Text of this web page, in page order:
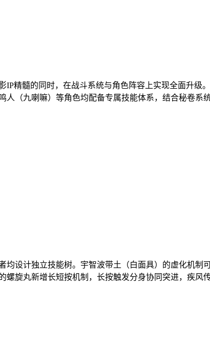
IP精髓的同时，在战斗系统与角色阵容上实现全面升
（九喇嘛）等角色均配备专属技能体系，结合秘卷系
设计独立技能树。宇智波带土（白面具）的虚化机制
旋丸新增长短按机制，长按触发分身协同突进，疾